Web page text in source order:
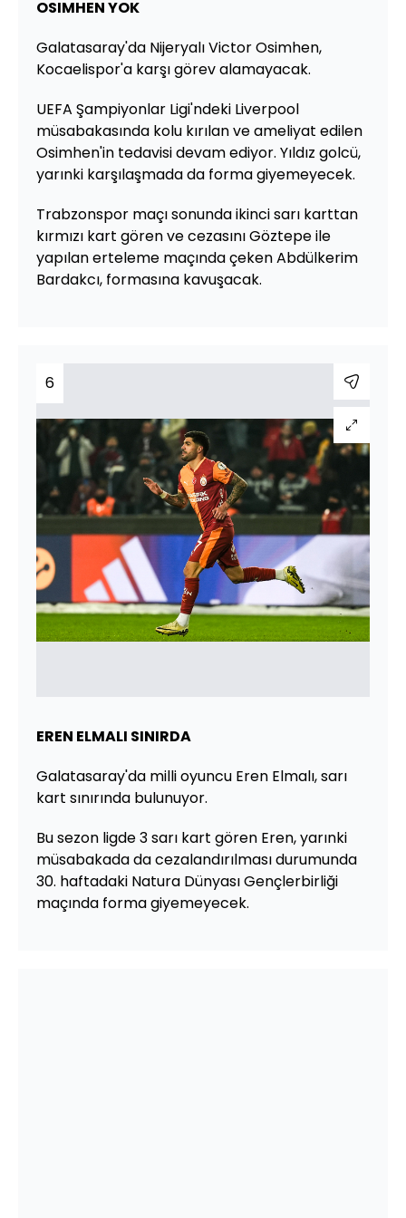
OSIMHEN YOK
Galatasaray'da Nijeryalı Victor Osimhen,
Kocaelispor'a karşı görev alamayacak.
UEFA Şampiyonlar Ligi'ndeki Liverpool
müsabakasında kolu kırılan ve ameliyat edilen
Osimhen'in tedavisi devam ediyor. Yıldız golcü,
yarınki karşılaşmada da forma giyemeyecek.
Trabzonspor maçı sonunda ikinci sarı karttan
kırmızı kart gören ve cezasını Göztepe ile
yapılan erteleme maçında çeken Abdülkerim
Bardakcı, formasına kavuşacak.
6
EREN ELMALI SINIRDA
Galatasaray'da milli oyuncu Eren Elmalı, sarı
kart sınırında bulunuyor.
Bu sezon ligde 3 sarı kart gören Eren, yarınki
müsabakada da cezalandırılması durumunda
30. haftadaki Natura Dünyası Gençlerbirliği
maçında forma giyemeyecek.